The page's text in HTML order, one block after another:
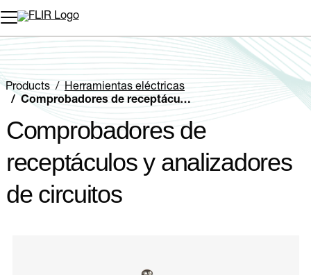
Products
Herramientas eléctricas
Comprobadores de receptáculos y analizadores de circuitos
Comprobadores de
receptáculos y analizadores
de circuitos